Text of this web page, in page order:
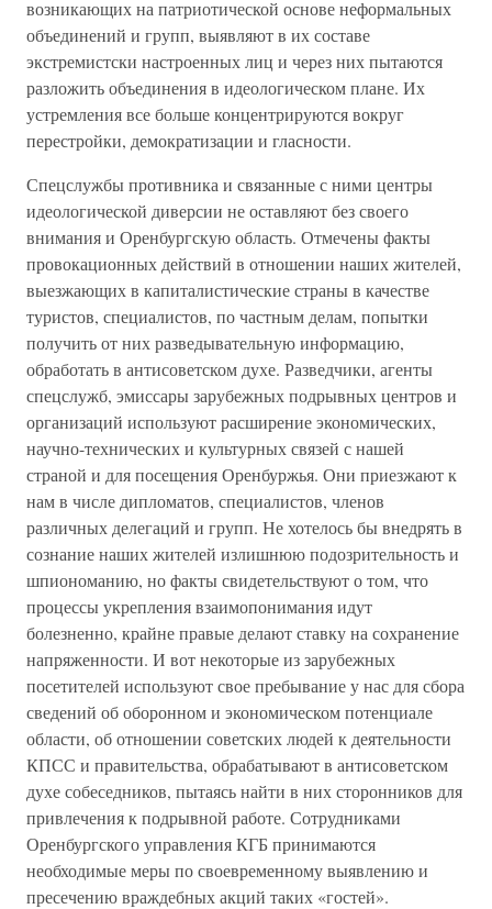
возникающих на патриотической основе неформальных
объединений и групп, выявляют в их составе
экстремистски настроенных лиц и через них пытаются
разложить объединения в идеологическом плане. Их
устремления все больше концентрируются вокруг
перестройки, демократизации и гласности.
Спецслужбы противника и связанные с ними центры
идеологической диверсии не оставляют без своего
внимания и Оренбургскую область. Отмечены факты
провокационных действий в отношении наших жителей,
выезжающих в капиталистические страны в качестве
туристов, специалистов, по частным делам, попытки
получить от них разведывательную информацию,
обработать в антисоветском духе. Разведчики, агенты
спецслужб, эмиссары зарубежных подрывных центров и
организаций используют расширение экономических,
научно-технических и культурных связей с нашей
страной и для посещения Оренбуржья. Они приезжают к
нам в числе дипломатов, специалистов, членов
различных делегаций и групп. Не хотелось бы внедрять в
сознание наших жителей излишнюю подозрительность и
шпиономанию, но факты свидетельствуют о том, что
процессы укрепления взаимопонимания идут
болезненно, крайне правые делают ставку на сохранение
напряженности. И вот некоторые из зарубежных
посетителей используют свое пребывание у нас для сбора
сведений об оборонном и экономическом потенциале
области, об отношении советских людей к деятельности
КПСС и правительства, обрабатывают в антисоветском
духе собеседников, пытаясь найти в них сторонников для
привлечения к подрывной работе. Сотрудниками
Оренбургского управления КГБ принимаются
необходимые меры по своевременному выявлению и
пресечению враждебных акций таких «гостей».